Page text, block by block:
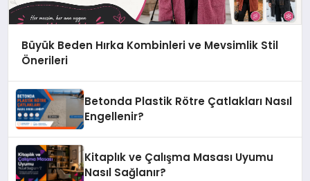
Büyük Beden Hırka Kombinleri ve Mevsimlik Stil
Önerileri
Betonda Plastik Rötre Çatlakları Nasıl
Engellenir?
Kitaplık ve Çalışma Masası Uyumu
Nasıl Sağlanır?